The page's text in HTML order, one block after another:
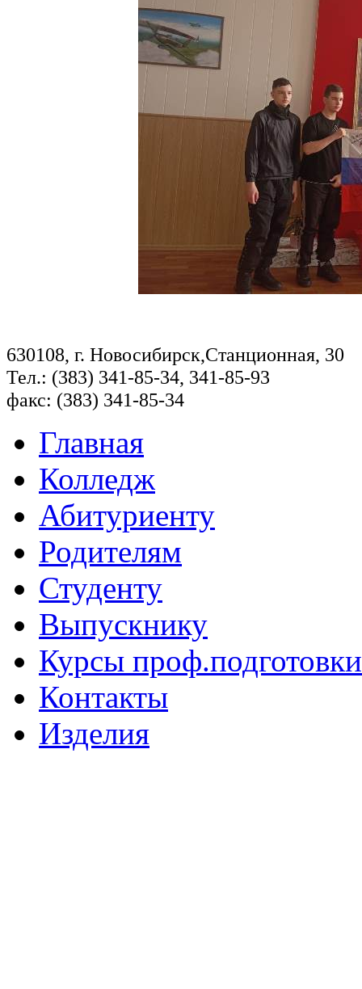
630108, г. Новосибирск,Станционная, 30
Тел.: (383) 341-85-34, 341-85-93
факс: (383) 341-85-34
Главная
Колледж
Абитуриенту
Родителям
Студенту
Выпускнику
Курсы проф.подготовки
Контакты
Изделия